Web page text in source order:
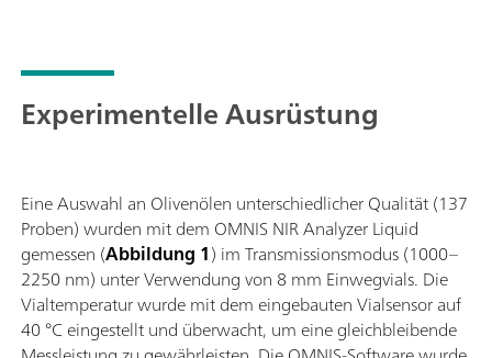
Experimentelle Ausrüstung
Eine Auswahl an Olivenölen unterschiedlicher Qualität (137
Proben) wurden mit dem OMNIS NIR Analyzer Liquid
gemessen (Abbildung 1) im Transmissionsmodus (1000–
2250 nm) unter Verwendung von 8 mm Einwegvials. Die
Vialtemperatur wurde mit dem eingebauten Vialsensor auf
40 °C eingestellt und überwacht, um eine gleichbleibende